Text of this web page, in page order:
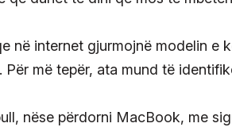
në internet gjurmojnë modelin e
Për më tepër, ata mund të
nëse përdorni MacBook, me